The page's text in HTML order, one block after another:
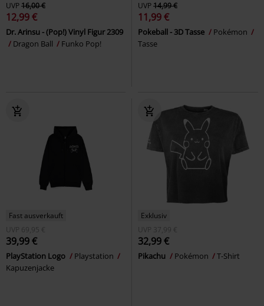
UVP16,00 €
12,99 €
Dr. Arinsu - (Pop!) Vinyl Figur 2309
Dragon Ball
Funko Pop!
UVP14,99 €
11,99 €
Pokeball - 3D Tasse
Pokémon
Tasse
Fast ausverkauft
UVP
69,95 €
39,99 €
PlayStation Logo
Playstation
Kapuzenjacke
Exklusiv
UVP
37,99 €
32,99 €
Pikachu Pokémon T-Shirt